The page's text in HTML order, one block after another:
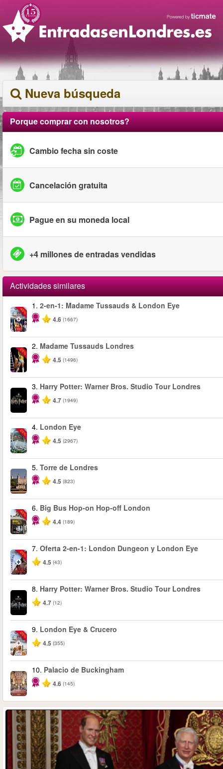
Nueva búsqueda
Porque comprar con nosotros?
Cambio fecha sin coste
Cancelación gratuita
Pague en su moneda local
+4 millones de entradas vendidas
Actividades similares
-40%
1. 2-en-1: Madame Tussauds & London Eye
4.6 (1667)
-25%
2. Madame Tussauds Londres
4.5 (1496)
3. Harry Potter: Warner Bros. Studio Tour Londres
4.7 (1949)
-25%
4. London Eye
4.5 (2967)
5. Torre de Londres
4.5 (823)
-40%
6. Big Bus Hop-on Hop-off London
4.4 (189)
-20%
7. Oferta 2-en-1: London Dungeon y London Eye
4.5 (43)
8. Harry Potter: Warner Bros. Studio Tour Londres
4.7 (12)
-20%
9. London Eye & Crucero
4.5 (355)
10. Palacio de Buckingham
4.6 (145)